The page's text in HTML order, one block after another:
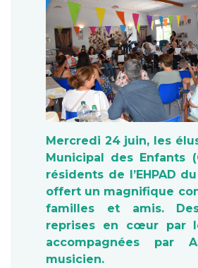
Mercredi 24 juin, les
Municipal des Enfants
résidents de l’EHPAD
offert un magnifique
familles et amis.
reprises en cœur par
accompagnées par
musicien.